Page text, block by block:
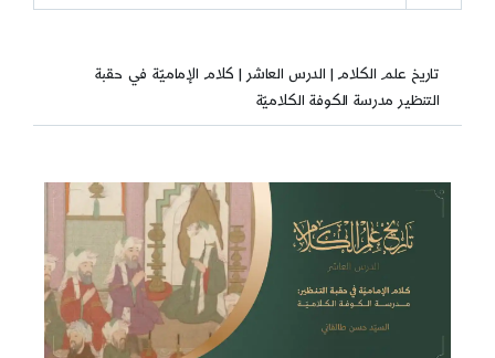
تاريخ علم الكلام | الدرس العاشر | كلام الإماميّة في حقبة
التنظير مدرسة الكوفة الكلاميّة